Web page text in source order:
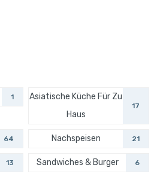
1
Asiatische Küche Für Zu
Haus
17
64 Nachspeisen 21
13 Sandwiches & Burger 6